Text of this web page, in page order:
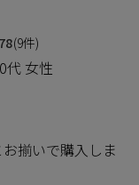
9
代 女性
揃いで購入しま